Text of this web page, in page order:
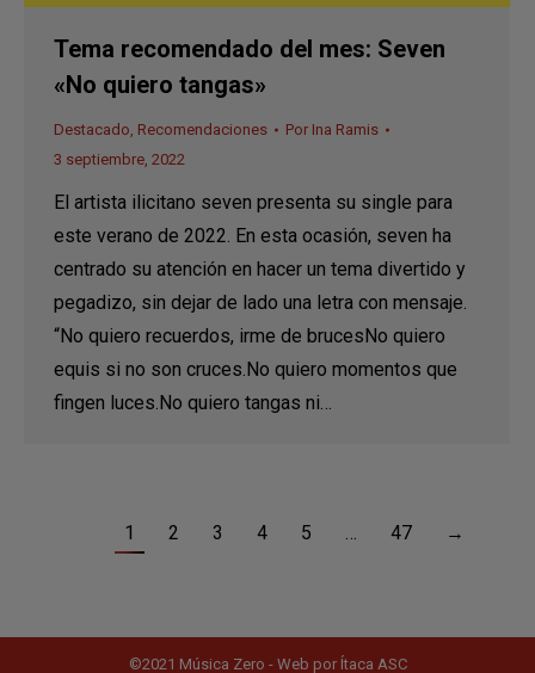
Tema recomendado del mes: Seven
«No quiero tangas»
Destacado, Recomendaciones Por Ina Ramis
3 septiembre, 2022
El artista ilicitano seven presenta su single para
este verano de 2022. En esta ocasión, seven ha
centrado su atención en hacer un tema divertido y
pegadizo, sin dejar de lado una letra con mensaje.
“No quiero recuerdos, irme de brucesNo quiero
equis si no son cruces.No quiero momentos que
fingen luces.No quiero tangas ni…
1 2 3 4 5 … 47 →
©2021 Música Zero - Web por Ítaca ASC